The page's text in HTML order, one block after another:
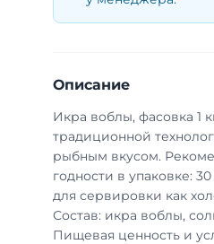
Описание
Икра воблы, фасовка 1
традиционной
рыбным вкусом.
годности в упаковке:
для сервировки как
Состав: икра воблы,
Пищевая ценность и